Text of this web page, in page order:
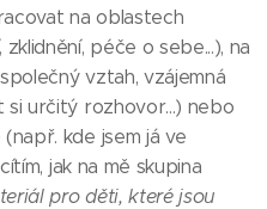
na oblastech
péče o sebe...), na
vztah, vzájemná
si určitý rozhovor...) nebo
kde jsem já ve
jak na mě skupina
pro děti, které jsou